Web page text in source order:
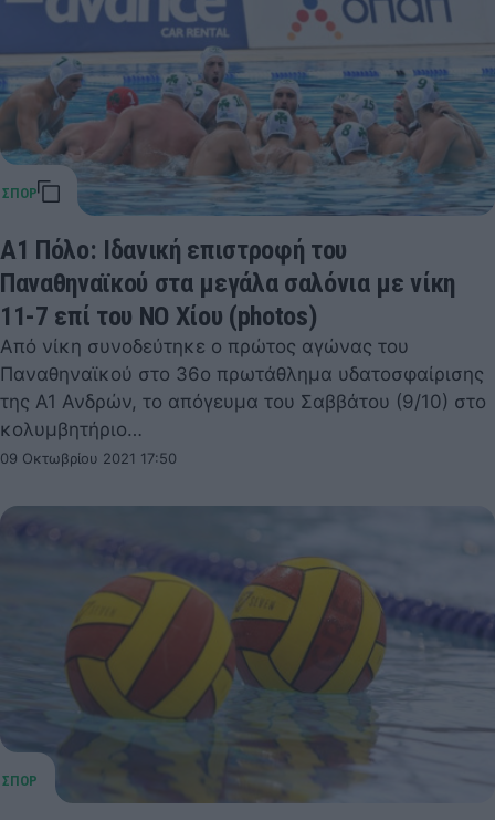
Α1 Πόλο: Ιδανική επιστροφή του
Παναθηναϊκού στα μεγάλα σαλόνια με νίκη
11-7 επί του ΝΟ Χίου (photos)
Από νίκη συνοδεύτηκε ο πρώτος αγώνας του
Παναθηναϊκού στο 36ο πρωτάθλημα υδατοσφαίρισης
της Α1 Ανδρών, το απόγευμα του Σαββάτου (9/10) στο
κολυμβητήριο…
09 Οκτωβρίου 2021 17:50